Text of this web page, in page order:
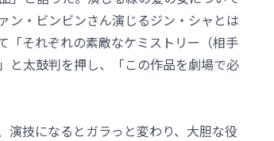
ン・ビンビンさん演じるジン・シャとは
「それぞれの素敵なケミストリー（相手
と太鼓判を押し、「この作品を劇場で必
演技になるとガラっと変わり、大胆な役